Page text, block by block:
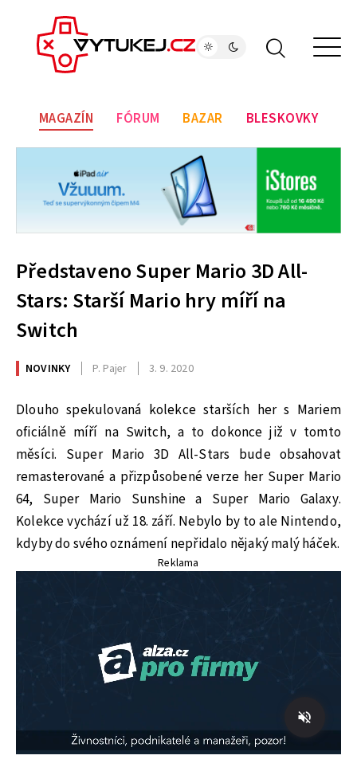
MAGAZÍN FÓRUM BAZAR BLESKOVKY
Představeno Super Mario 3D All-
Stars: Starší Mario hry míří na
Switch
NOVINKY P. Pajer 3. 9. 2020
Dlouho spekulovaná kolekce starších her s Mariem
oficiálně míří na Switch, a to dokonce již v tomto
měsíci. Super Mario 3D All-Stars bude obsahovat
remasterované a přizpůsobené verze her Super Mario
64, Super Mario Sunshine a Super Mario Galaxy.
Kolekce vychází už 18. září. Nebylo by to ale Nintendo,
kdyby do svého oznámení nepřidalo nějaký malý háček.
Reklama